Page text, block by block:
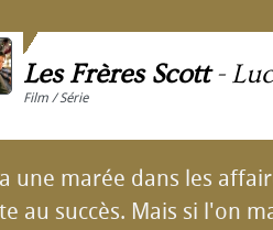
Les Frères Scott-
Film / Série
une marée dans les
au succès. Mais si l'on